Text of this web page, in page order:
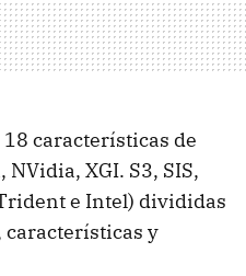
características de
XGI. S3, SIS,
e Intel) divididas
características y